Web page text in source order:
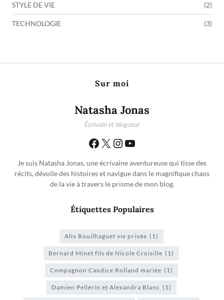
STYLE DE VIE (2)
TECHNOLOGIE (3)
Sur moi
Natasha Jonas
Écrivain et blogueur
Je suis Natasha Jonas, une écrivaine aventureuse qui tisse des
récits, dévoile des histoires et navigue dans le magnifique chaos
de la vie à travers le prisme de mon blog.
Étiquettes Populaires
Alix Bouilhaguet vie privée (1)
Bernard Minet fils de Nicole Croisille (1)
Compagnon Candice Rolland mariée (1)
Damien Pellerin et Alexandra Blanc (1)